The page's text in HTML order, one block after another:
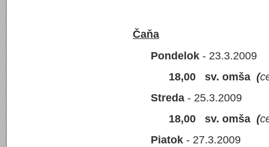
Čaňa
Pondelok - 23.3.2009
18,00 sv. omša (
Streda -
18,00 sv. omša (
Piatok -